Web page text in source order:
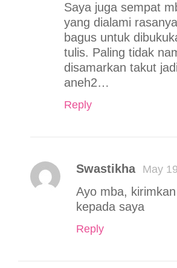
Saya juga sempat
yang dialami
bagus untuk
tulis. Paling tidak
disamarkan takut
aneh2…
Reply
Swastikha May
Ayo mba,
kepada saya
Reply